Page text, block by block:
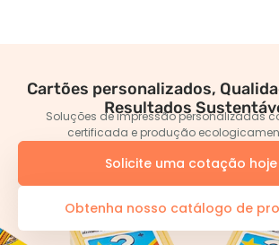
Cartões personalizados,
Resultados
Soluções de impressão personalizadas
certificada e produção
Solicite uma cotação hoje
Obtenha nosso catálogo de